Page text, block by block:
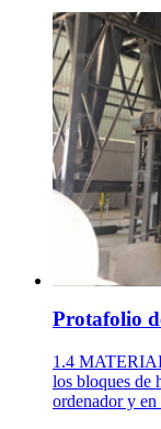
Protafolio
1.4
los bloques de
ordenador y en